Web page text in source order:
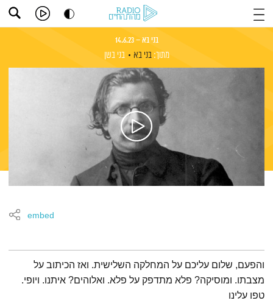
בני בא – 14.6.23
מתוך: בני בא בני בשן
embed
תמצית הפודקאסט
והפעם, שלום עליכם על המחלקה השלישית. ואז הכיתוב על
מצבתו. ומוסיקה? פלא מתדפק על פלא. ואלוהים? איתנו. ויופי.
טפו עלינו